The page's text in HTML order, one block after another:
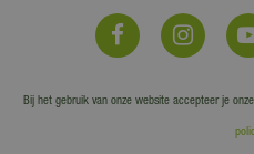
Bij het gebruik van onze website accepteer je onze